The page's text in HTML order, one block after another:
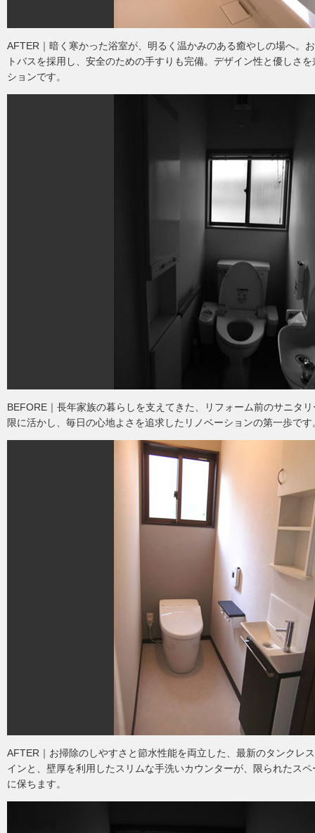
AFTER｜暗く寒かった浴室が、明るく温かみのある癒やしの場へ。
トバスを採用し、安全のための手すりも完備。デザイン性と優しさ
ションです。
BEFORE｜長年家族の暮らしを支えてきた、リフォーム前のサニタ
限に活かし、毎日の心地よさを追求したリノベーションの第一歩です
AFTER｜お掃除のしやすさと節水性能を両立した、最新のタンクレ
インと、壁厚を利用したスリムな手洗いカウンターが、限られたス
に保ちます。